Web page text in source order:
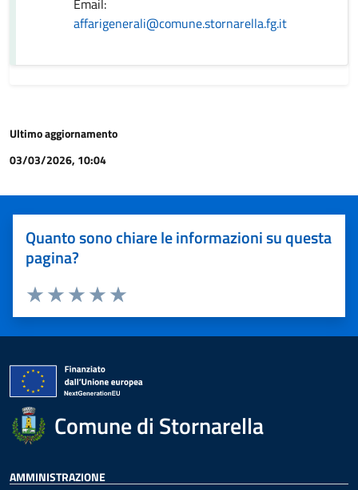
Email:
affarigenerali@comune.stornarella.fg.it
Ultimo aggiornamento
03/03/2026, 10:04
Quanto sono chiare le informazioni su questa
pagina?
Valuta 5 stelle su 5
Valuta 4 stelle su 5
Valuta 3 stelle su 5
Valuta 2 stelle su 5
Valuta 1 stelle su 5
Comune di Stornarella
AMMINISTRAZIONE